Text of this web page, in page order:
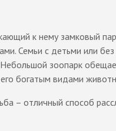
к нему замковый
Семьи с детьми или
Небольшой зоопарк
богатым видами
– отличный способ